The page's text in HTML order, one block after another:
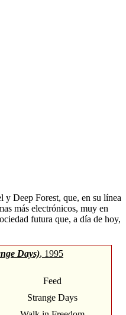
y Deep Forest, que, en su línea
más electrónicos, muy en
futura que, a día de hoy,
Days), 1995
Feed
Strange Days